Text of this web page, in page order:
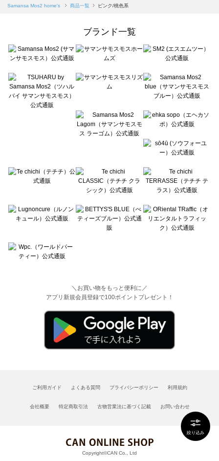
絞り込み
Samansa Mos2 blue（サマンサモスモス ブルー）の一覧
Te chichi（テチチ）の一覧
Te chichi CLASSIC（テチチ クラシック）の一覧
Lugnoncure（ルノンキュール）の一覧
BETTY'S BLUE（べティーズブルー）の一覧
Wpc.（ワールドパーティー）の一覧
Samansa Mos2 home's 商品一覧 ピンク/桃色系
ブランド一覧
＼お買い物をもっと便利に／
アプリ新規会員登録で100ポイントプレゼント！
ご利用ガイド よくある質問 プライバシーポリシー 利用規約
会社概要 特定商取引法 古物営業法に基づく記載 お問い合わせ
Copyright©CAN Co., Ltd